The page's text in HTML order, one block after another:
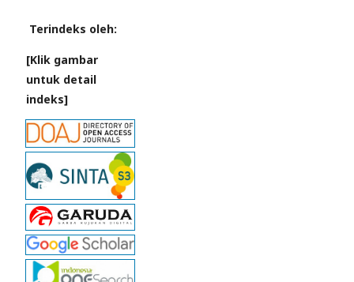
Terindeks oleh:
[Klik gambar
untuk detail
indeks]